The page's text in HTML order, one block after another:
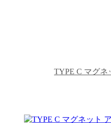
TYPE C マグネ